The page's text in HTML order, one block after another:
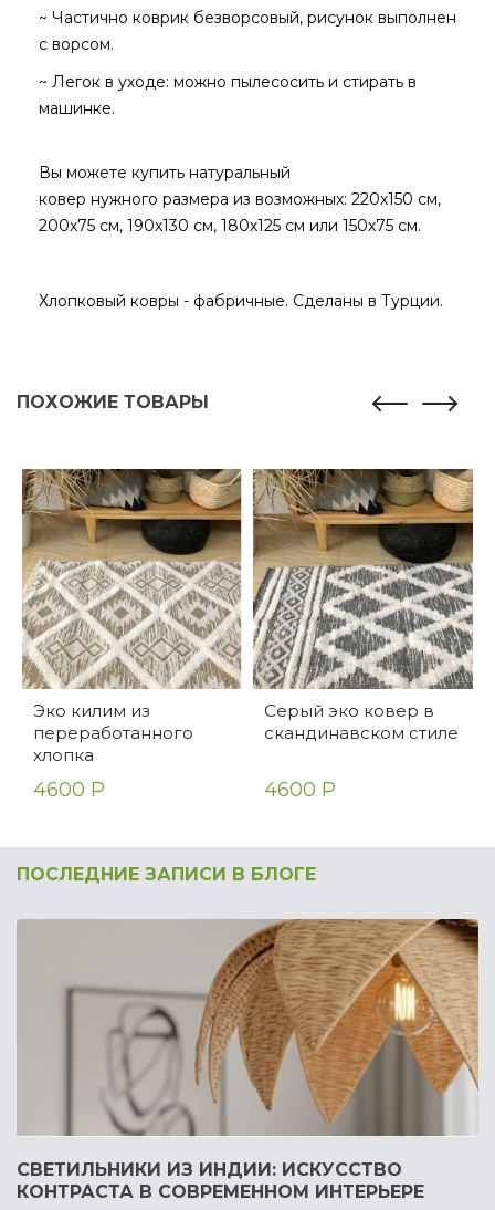
~ Частично коврик безворсовый, рисунок выполнен
с ворсом.
~ Легок в уходе: можно пылесосить и стирать в
машинке.
Вы можете купить натуральный
ковер нужного размера из возможных: 220х150 см,
200х75 см, 190х130 см, 180х125 см или 150х75 см.
Хлопковый ковры - фабричные. Сделаны в Турции.
ПОХОЖИЕ ТОВАРЫ
Эко килим из
переработанного
хлопка
4600 Р
Серый эко ковер в
скандинавском стиле
4600 Р
ПОСЛЕДНИЕ ЗАПИСИ В БЛОГЕ
СВЕТИЛЬНИКИ ИЗ ИНДИИ: ИСКУССТВО
КОНТРАСТА В СОВРЕМЕННОМ ИНТЕРЬЕРЕ